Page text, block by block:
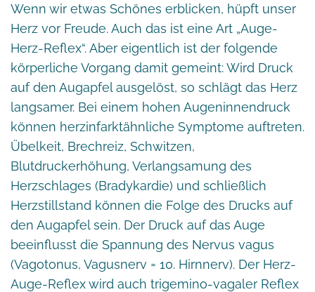
Wenn wir etwas Schönes erblicken, hüpft unser
Herz vor Freude. Auch das ist eine Art „Auge-
Herz-Reflex“. Aber eigentlich ist der folgende
körperliche Vorgang damit gemeint: Wird Druck
auf den Augapfel ausgelöst, so schlägt das Herz
langsamer. Bei einem hohen Augeninnendruck
können herzinfarktähnliche Symptome auftreten.
Übelkeit, Brechreiz, Schwitzen,
Blutdruckerhöhung, Verlangsamung des
Herzschlages (Bradykardie) und schließlich
Herzstillstand können die Folge des Drucks auf
den Augapfel sein. Der Druck auf das Auge
beeinflusst die Spannung des Nervus vagus
(Vagotonus, Vagusnerv = 10. Hirnnerv). Der Herz-
Auge-Reflex wird auch trigemino-vagaler Reflex